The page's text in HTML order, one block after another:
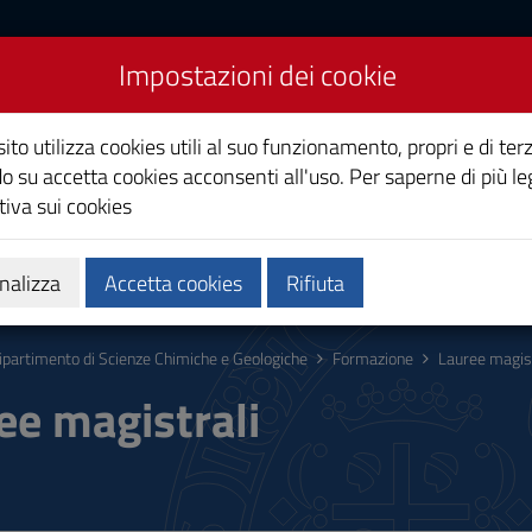
chimiche e
Persone Aggiornamenti
di Scienze Chimiche e Geologiche Formazione Lauree
magistrali
Impostazioni dei cookie
utilizza cookies utili al suo funzionamento, propri e di
su accetta cookies acconsenti all'uso. Per saperne di più
sui cookies
Accetta cookies Rifiuta